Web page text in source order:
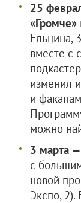
25
«Громче»
Ельцина,
вместе с
изменил
и
можно
3 марта
с
новой
Экспо,